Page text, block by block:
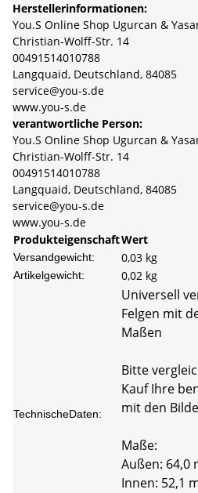
Herstellerinformationen:
You.S Online Shop Ugurcan &
Christian-Wolff-Str. 14
00491514010788
Langquaid, Deutschland, 84085
service@you-s.de
www.you-s.de
verantwortliche Person:
You.S Online Shop Ugurcan &
Christian-Wolff-Str. 14
00491514010788
Langquaid, Deutschland, 84085
service@you-s.de
www.you-s.de
ProdukteigenschaftWert
Versandgewicht: 0,03 kg
Artikelgewicht: 0,02 kg
TechnischeDaten:
Universell
Felgen mit
Maßen
Bitte
Kauf Ihre
mit den
Maße:
Außen: 64,0
Innen: 52,1